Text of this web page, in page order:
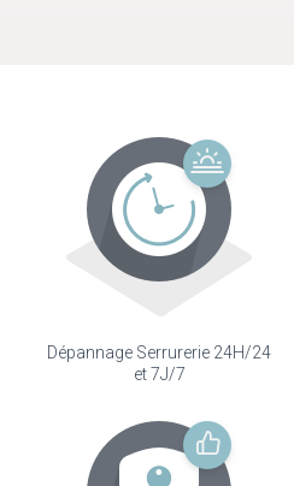
Dépannage Serrurerie 24H/24
et 7J/7